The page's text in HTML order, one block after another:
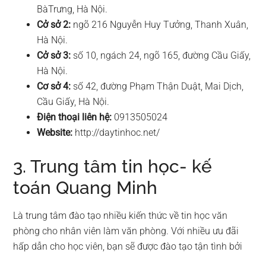
BàTrưng, Hà Nội.
Cở sở 2: ngõ 216 Nguyễn Huy Tưởng, Thanh Xuân,
Hà Nội.
Cở sở 3: số 10, ngách 24, ngõ 165, đường Cầu Giấy,
Hà Nội.
Cơ sở 4: số 42, đường Phạm Thận Duật, Mai Dịch,
Cầu Giấy, Hà Nội.
Điện thoại liên hệ: 0913505024
Website: http://daytinhoc.net/
3. Trung tâm tin học- kế
toán Quang Minh
Là trung tâm đào tạo nhiều kiến thức về tin học văn
phòng cho nhân viên làm văn phòng. Với nhiều ưu đãi
hấp dẫn cho học viên, bạn sẽ được đào tạo tận tình bởi